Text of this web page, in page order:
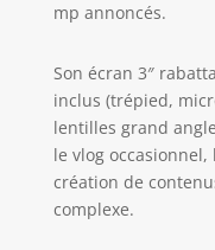
4K et le
qualité
permet
capturer
mp annoncés.
Son écran 3″
inclus (trépied,
lentilles grand
le vlog occasionnel,
création de
complexe.